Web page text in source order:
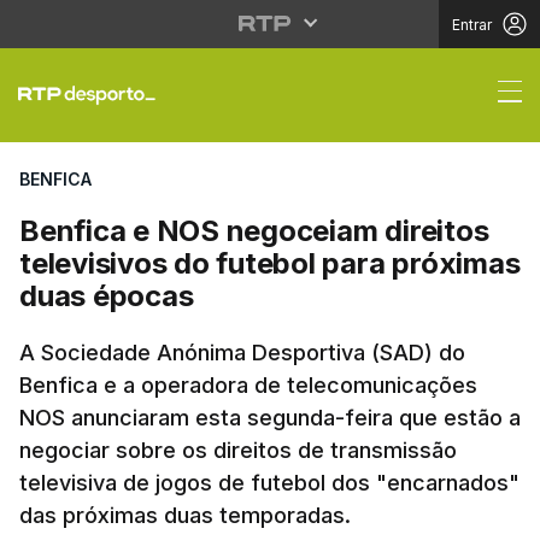
Entrar
Benfica e NOS
BENFICA
Benfica e NOS negoceiam direitos
televisivos do futebol para próximas
duas épocas
A Sociedade Anónima Desportiva (SAD) do
Benfica e a operadora de telecomunicações
NOS anunciaram esta segunda-feira que estão a
negociar sobre os direitos de transmissão
televisiva de jogos de futebol dos "encarnados"
das próximas duas temporadas.